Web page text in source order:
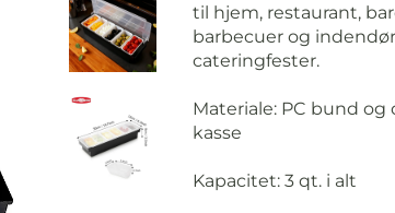
til hjem, restaurant,
barbecuer og
cateringfester.
Materiale: PC bund
kasse
Kapacitet: 3 qt. i alt